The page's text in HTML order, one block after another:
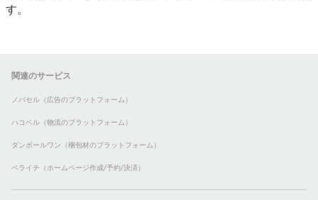
す。
関連のサービス
ノバセル（広告のプラットフォーム）
ハコベル（物流のプラットフォーム）
ダンボールワン（梱包材のプラットフォーム）
ペライチ（ホームページ作成/予約/決済）